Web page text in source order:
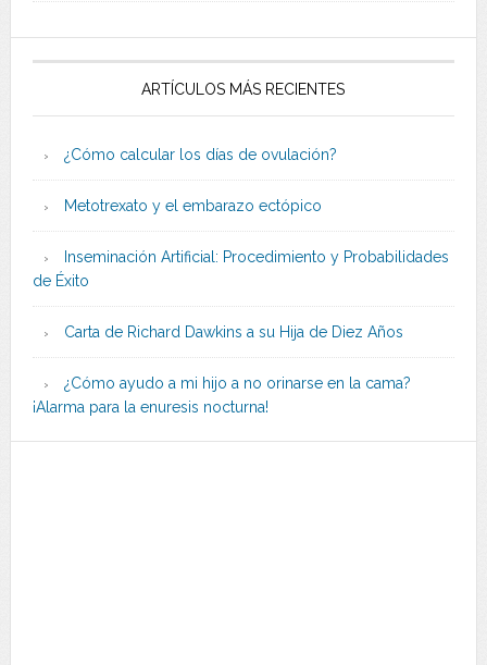
ARTÍCULOS MÁS RECIENTES
¿Cómo calcular los días de ovulación?
Metotrexato y el embarazo ectópico
Inseminación Artificial: Procedimiento y Probabilidades
de Éxito
Carta de Richard Dawkins a su Hija de Diez Años
¿Cómo ayudo a mi hijo a no orinarse en la cama?
¡Alarma para la enuresis nocturna!